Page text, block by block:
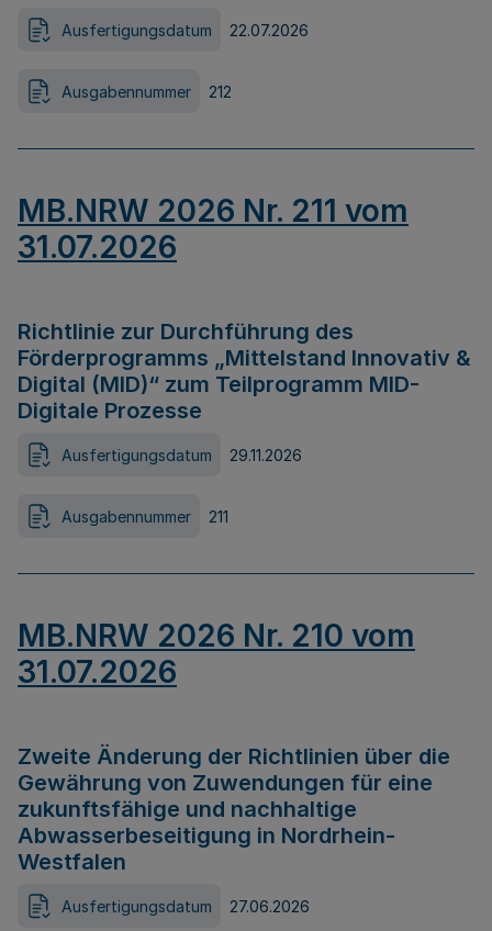
Ausfertigungsdatum 22.07.2026
Ausgabennummer 212
MB.NRW 2026 Nr. 211 vom
31.07.2026
Richtlinie zur Durchführung des
Förderprogramms „Mittelstand Innovativ &
Digital (MID)“ zum Teilprogramm MID-
Digitale Prozesse
Ausfertigungsdatum 29.11.2026
Ausgabennummer 211
MB.NRW 2026 Nr. 210 vom
31.07.2026
Zweite Änderung der Richtlinien über die
Gewährung von Zuwendungen für eine
zukunftsfähige und nachhaltige
Abwasserbeseitigung in Nordrhein-
Westfalen
Ausfertigungsdatum 27.06.2026